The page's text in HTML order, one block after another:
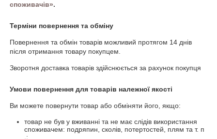
споживачів».
Терміни повернення та обміну
Повернення та обмін товарів можливий протягом 14 днів
після отримання товару покупцем.
Зворотня доставка товарів здійснюється за рахунок покупця
Умови повернення для товарів належної якості
Ви можете повернути товар або обміняти його, якщо:
товар не був у вживанні та не має слідів використання
споживачем: подряпин, сколів, потертостей, плям та т. п
.;